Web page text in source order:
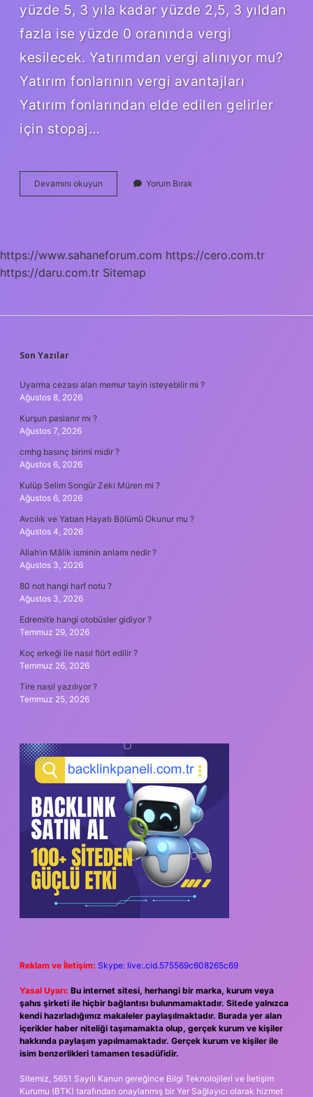
yüzde 5, 3 yıla kadar yüzde 2,5, 3 yıldan
fazla ise yüzde 0 oranında vergi
kesilecek. Yatırımdan vergi alınıyor mu?
Yatırım fonlarının vergi avantajları
Yatırım fonlarından elde edilen gelirler
için stopaj…
Devamını okuyun
Senedi
Yorum Bırak
https://www.sahaneforum.com https://cero.com.tr
https://daru.com.tr Sitemap
SIDEBAR
Son Yazılar
Uyarma cezası alan memur tayin isteyebilir mi ?
Ağustos 8, 2026
Kurşun paslanır mı ?
Ağustos 7, 2026
cmhg basınç birimi midir ?
Ağustos 6, 2026
Kulüp Selim Songür Zeki Müren mi ?
Ağustos 6, 2026
Avcılık ve Yaban Hayatı Bölümü Okunur mu ?
Ağustos 4, 2026
Allah’ın Mâlik isminin anlamı nedir ?
Ağustos 3, 2026
80 not hangi harf notu ?
Ağustos 3, 2026
Edremit’e hangi otobüsler gidiyor ?
Temmuz 29, 2026
Koç erkeği ile nasıl flört edilir ?
Temmuz 26, 2026
Tire nasıl yazılıyor ?
Temmuz 25, 2026
Reklam ve İletişim: Skype: live:.cid.575569c608265c69
Yasal Uyarı: Bu internet sitesi, herhangi bir marka, kurum veya
şahıs şirketi ile hiçbir bağlantısı bulunmamaktadır. Sitede yalnızca
kendi hazırladığımız makaleler paylaşılmaktadır. Burada yer alan
içerikler haber niteliği taşımamakta olup, gerçek kurum ve kişiler
hakkında paylaşım yapılmamaktadır. Gerçek kurum ve kişiler ile
isim benzerlikleri tamamen tesadüfidir.
Sitemiz, 5651 Sayılı Kanun gereğince Bilgi Teknolojileri ve İletişim
Kurumu (BTK) tarafından onaylanmış bir Yer Sağlayıcı olarak hizmet